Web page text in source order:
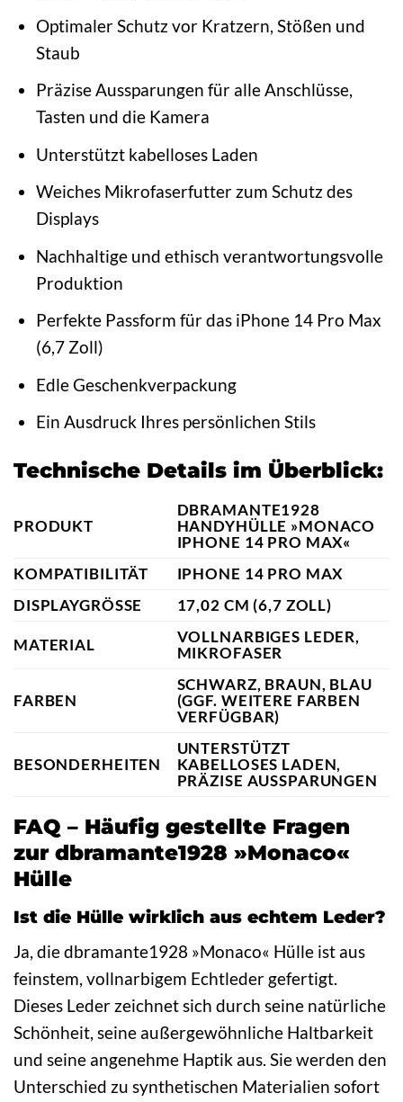
Optimaler Schutz vor Kratzern, Stößen und
Staub
Präzise Aussparungen für alle Anschlüsse,
Tasten und die Kamera
Unterstützt kabelloses Laden
Weiches Mikrofaserfutter zum Schutz des
Displays
Nachhaltige und ethisch verantwortungsvolle
Produktion
Perfekte Passform für das iPhone 14 Pro Max
(6,7 Zoll)
Edle Geschenkverpackung
Ein Ausdruck Ihres persönlichen Stils
Technische Details im Überblick:
PRODUKT
DBRAMANTE1928
HANDYHÜLLE »MONACO
IPHONE 14 PRO MAX«
KOMPATIBILITÄT
IPHONE 14 PRO MAX
DISPLAYGRÖSSE
17,02 CM (6,7 ZOLL)
MATERIAL
VOLLNARBIGES LEDER,
MIKROFASER
FARBEN
SCHWARZ, BRAUN, BLAU
(GGF. WEITERE FARBEN
VERFÜGBAR)
BESONDERHEITEN
UNTERSTÜTZT
KABELLOSES LADEN,
PRÄZISE AUSSPARUNGEN
FAQ – Häufig gestellte Fragen
zur dbramante1928 »Monaco«
Hülle
Ist die Hülle wirklich aus echtem Leder?
Ja, die dbramante1928 »Monaco« Hülle ist aus
feinstem, vollnarbigem Echtleder gefertigt.
Dieses Leder zeichnet sich durch seine natürliche
Schönheit, seine außergewöhnliche Haltbarkeit
und seine angenehme Haptik aus. Sie werden den
Unterschied zu synthetischen Materialien sofort